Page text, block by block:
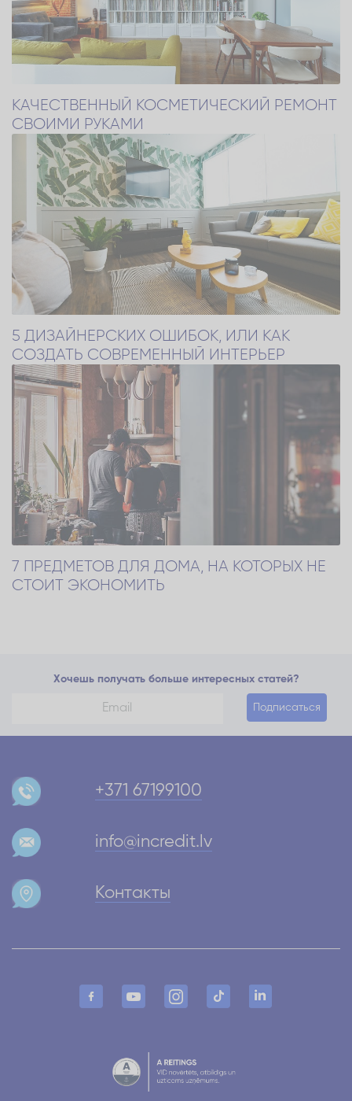
КАЧЕСТВЕННЫЙ КОСМЕТИЧЕСКИЙ РЕМОНТ
СВОИМИ РУКАМИ
5 ДИЗАЙНЕРСКИХ ОШИБОК, ИЛИ КАК
СОЗДАТЬ СОВРЕМЕННЫЙ ИНТЕРЬЕР
7 ПРЕДМЕТОВ ДЛЯ ДОМА, НА КОТОРЫХ НЕ
СТОИТ ЭКОНОМИТЬ
Хочешь получать больше интересных статей?
Подписаться
+371 67199100
info@incredit.lv
Контакты